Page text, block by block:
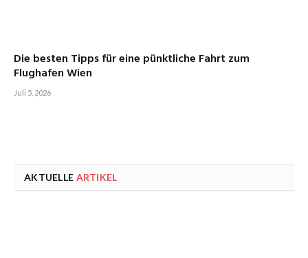
Die besten Tipps für eine pünktliche Fahrt zum
Flughafen Wien
Juli 5, 2026
AKTUELLE ARTIKEL